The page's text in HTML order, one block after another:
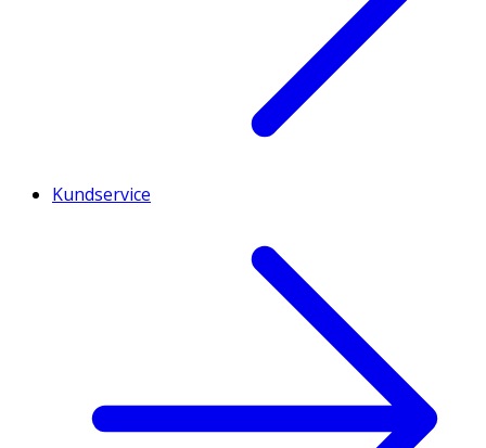
Kundservice